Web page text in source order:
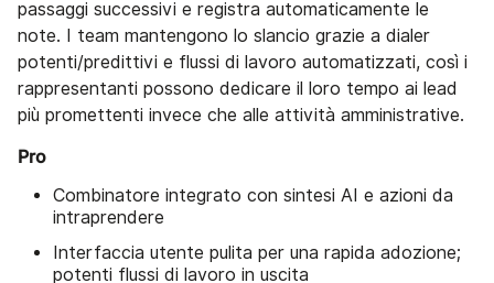
passaggi successivi e registra automaticamente le
note. I team mantengono lo slancio grazie a dialer
potenti/predittivi e flussi di lavoro automatizzati, così i
rappresentanti possono dedicare il loro tempo ai lead
più promettenti invece che alle attività amministrative.
Pro
Combinatore integrato con sintesi AI e azioni da
intraprendere
Interfaccia utente pulita per una rapida adozione;
potenti flussi di lavoro in uscita